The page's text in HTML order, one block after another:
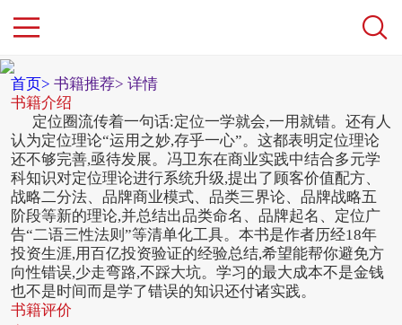
首页> 书籍推荐> 详情
书籍介绍
定位圈流传着一句话:定位一学就会,一用就错。还有人
认为定位理论“运用之妙,存乎一心”。这都表明定位理论
还不够完善,亟待发展。冯卫东在商业实践中结合多元学
科知识对定位理论进行系统升级,提出了顾客价值配方、
战略二分法、品牌商业模式、品类三界论、品牌战略五
阶段等新的理论,并总结出品类命名、品牌起名、定位广
告“二语三性法则”等清单化工具。本书是作者历经18年
投资生涯,用百亿投资验证的经验总结,希望能帮你避免方
向性错误,少走弯路,不踩大坑。学习的最大成本不是金钱
也不是时间而是学了错误的知识还付诸实践。
书籍评价